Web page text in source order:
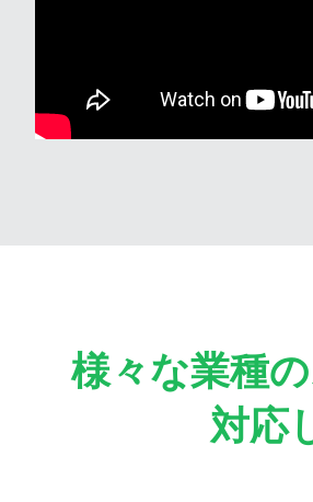
様々な業種
対応